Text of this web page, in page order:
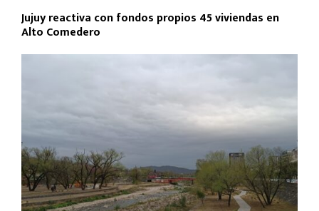
Jujuy reactiva con fondos propios 45 viviendas en
Alto Comedero